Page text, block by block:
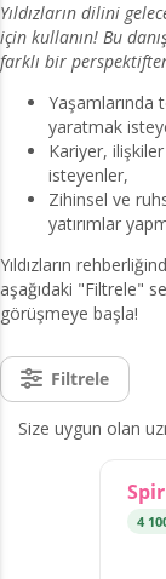
Yıldızların dilini
için kullanın! Bu
farklı bir
Yaşamlarında
yaratmak
Kariyer,
isteyenler,
Zihinsel ve
yatırımlar
Yıldızların
aşağıdaki "Filtrele"
görüşmeye başla!
Filtrele
Size uygun olan
4